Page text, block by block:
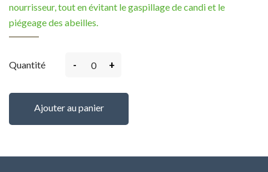
nourrisseur, tout en évitant le gaspillage de candi et le
piégeage des abeilles.
Quantité - +
Ajouter au panier